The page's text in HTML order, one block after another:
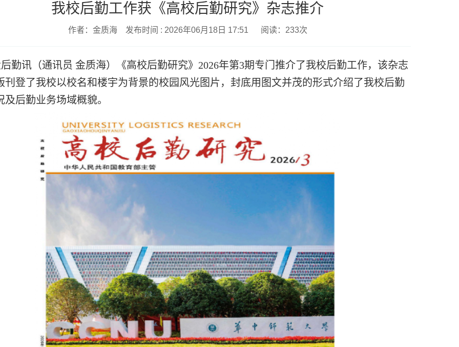
我校后勤工作获《高校后勤研究》杂志推介
作者：金质海 发布时间 : 2026年06月18日 17:51 阅读： 233次
勤讯（通讯员 金质海）
《高校后勤研究》2026年第3期专门推介了我校后勤工作，该杂志
刊登了我校以校名和楼宇为背景的校园风光图片，封底用图文并茂的形式介绍了我校后勤
及后勤业务场域概貌。